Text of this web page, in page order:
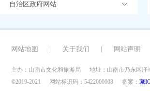
自治区政府网站
网站地图 关于我们 网站声明
主办：山南市文化和旅游局 地址：山南市乃东区泽
©2019-2021
网站标识码：5422000008 备案： 藏